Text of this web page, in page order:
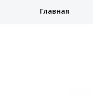
Главная